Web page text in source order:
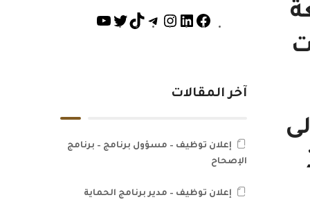
آخر المقالات
إعلان توظيف – مسؤول برنامج – برنامج
الإصحاح
إعلان توظيف – مدير برنامج الحماية